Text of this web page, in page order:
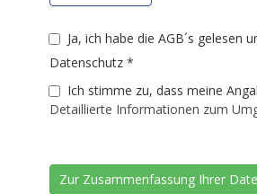
Ja, ich habe die AGB´s gelesen
Datenschutz *
Ich stimme zu, dass meine
Detaillierte Informationen zum